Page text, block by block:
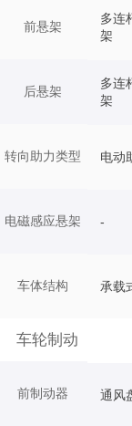
前悬架
后悬架
转向助力类型
电磁感应悬架
车体结构
车轮制动
前制动器
多连
架
多连
架
电动
-
承载
通风